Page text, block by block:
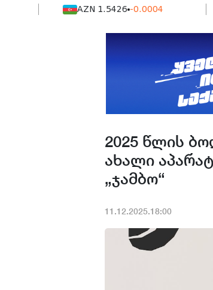
AZN 1.5426 -0.0004
2025 წლის
ახალი
„ჯამბო“
11.12.2025.18:00